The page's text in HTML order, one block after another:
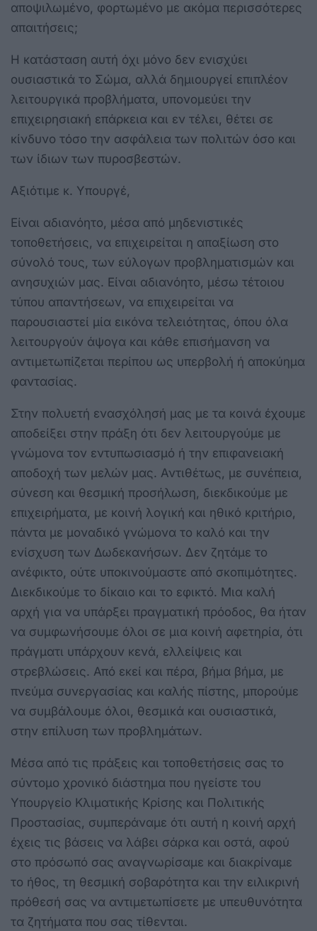
αποψιλωμένο, φορτωμένο με ακόμα περισσότερες
απαιτήσεις;
Η κατάσταση αυτή όχι μόνο δεν ενισχύει
ουσιαστικά το Σώμα, αλλά δημιουργεί επιπλέον
λειτουργικά προβλήματα, υπονομεύει την
επιχειρησιακή επάρκεια και εν τέλει, θέτει σε
κίνδυνο τόσο την ασφάλεια των πολιτών όσο και
των ίδιων των πυροσβεστών.
Αξιότιμε κ. Υπουργέ,
Είναι αδιανόητο, μέσα από μηδενιστικές
τοποθετήσεις, να επιχειρείται η απαξίωση στο
σύνολό τους, των εύλογων προβληματισμών και
ανησυχιών μας. Είναι αδιανόητο, μέσω τέτοιου
τύπου απαντήσεων, να επιχειρείται να
παρουσιαστεί μία εικόνα τελειότητας, όπου όλα
λειτουργούν άψογα και κάθε επισήμανση να
αντιμετωπίζεται περίπου ως υπερβολή ή αποκύημα
φαντασίας.
Στην πολυετή ενασχόλησή μας με τα κοινά έχουμε
αποδείξει στην πράξη ότι δεν λειτουργούμε με
γνώμονα τον εντυπωσιασμό ή την επιφανειακή
αποδοχή των μελών μας. Αντιθέτως, με συνέπεια,
σύνεση και θεσμική προσήλωση, διεκδικούμε με
επιχειρήματα, με κοινή λογική και ηθικό κριτήριο,
πάντα με μοναδικό γνώμονα το καλό και την
ενίσχυση των Δωδεκανήσων. Δεν ζητάμε το
ανέφικτο, ούτε υποκινούμαστε από σκοπιμότητες.
Διεκδικούμε το δίκαιο και το εφικτό. Μια καλή
αρχή για να υπάρξει πραγματική πρόοδος, θα ήταν
να συμφωνήσουμε όλοι σε μια κοινή αφετηρία, ότι
πράγματι υπάρχουν κενά, ελλείψεις και
στρεβλώσεις. Από εκεί και πέρα, βήμα βήμα, με
πνεύμα συνεργασίας και καλής πίστης, μπορούμε
να συμβάλουμε όλοι, θεσμικά και ουσιαστικά,
στην επίλυση των προβλημάτων.
Μέσα από τις πράξεις και τοποθετήσεις σας το
σύντομο χρονικό διάστημα που ηγείστε του
Υπουργείο Κλιματικής Κρίσης και Πολιτικής
Προστασίας, συμπεράναμε ότι αυτή η κοινή αρχή
έχεις τις βάσεις να λάβει σάρκα και οστά, αφού
στο πρόσωπό σας αναγνωρίσαμε και διακρίναμε
το ήθος, τη θεσμική σοβαρότητα και την ειλικρινή
πρόθεσή σας να αντιμετωπίσετε με υπευθυνότητα
τα ζητήματα που σας τίθενται.